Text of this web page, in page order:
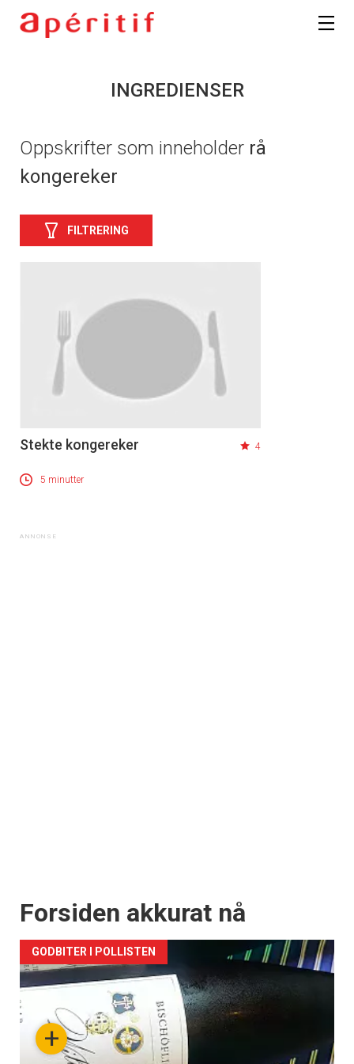
INGREDIENSER
Oppskrifter som inneholder rå
kongereker
FILTRERING
Stekte kongereker 4
5 minutter
Forsiden akkurat nå
+
GODBITER I POLLISTEN